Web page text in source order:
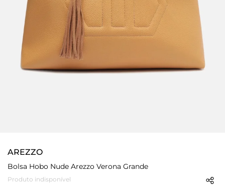
AREZZO
Bolsa Hobo Nude Arezzo Verona Grande
Produto indisponível